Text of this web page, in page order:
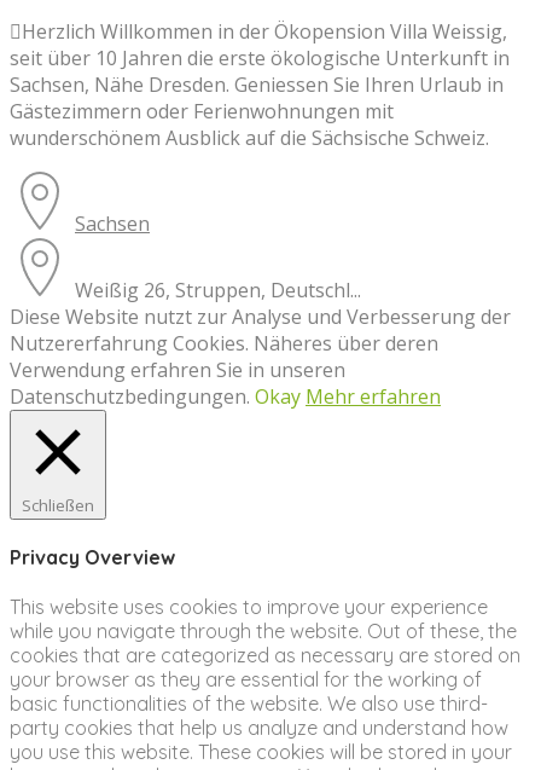
Herzlich Willkommen in der Ökopension Villa Weissig,
seit über 10 Jahren die erste ökologische Unterkunft in
Sachsen, Nähe Dresden. Geniessen Sie Ihren Urlaub in
Gästezimmern oder Ferienwohnungen mit
wunderschönem Ausblick auf die Sächsische Schweiz.
Sachsen
Weißig 26, Struppen, Deutschl...
Diese Website nutzt zur Analyse und Verbesserung der
Nutzererfahrung Cookies. Näheres über deren
Verwendung erfahren Sie in unseren
Datenschutzbedingungen. Okay Mehr erfahren
Schließen
Privacy Overview
This website uses cookies to improve your experience
while you navigate through the website. Out of these, the
cookies that are categorized as necessary are stored on
your browser as they are essential for the working of
basic functionalities of the website. We also use third-
party cookies that help us analyze and understand how
you use this website. These cookies will be stored in your